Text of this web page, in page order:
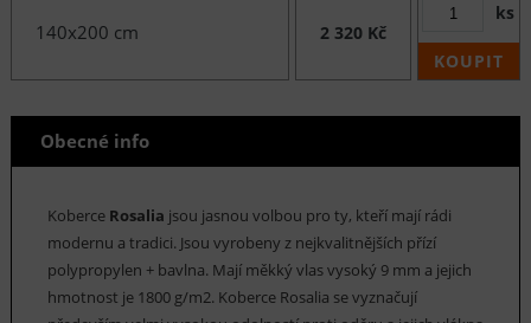
140x200 cm 2 320 Kč
ks
KOUPIT
Obecné info
Koberce Rosalia jsou jasnou volbou pro ty, kteří mají rádi
modernu a tradici. Jsou vyrobeny z nejkvalitnějších přízí
polypropylen + bavlna. Mají měkký vlas vysoký 9 mm a jejich
hmotnost je 1800 g/m2. Koberce Rosalia se vyznačují